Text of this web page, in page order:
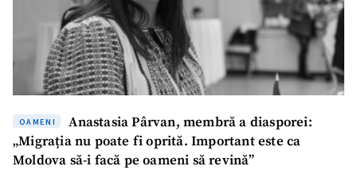
OAMENI
Anastasia Pârvan, membră a diasporei:
„Migrația nu poate fi oprită. Important este ca
Moldova să-i facă pe oameni să revină”